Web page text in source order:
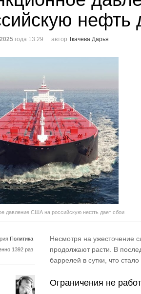
нефть
года 13:29 автор Ткачева Дарья
давление США на российскую нефть дает сбои
Политика
1392 раз
Несмотря на ужесточение
продолжают расти. В
баррелей в сутки, что
Ограничения не